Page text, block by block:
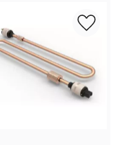
Lägg till